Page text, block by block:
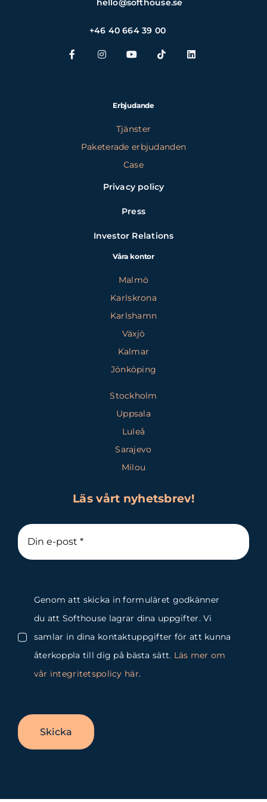
hello@softhouse.se
+46 40 664 39 00
Erbjudande
Tjänster
Paketerade erbjudanden
Case
Privacy policy
Press
Investor Relations
Våra kontor
Malmö
Karlskrona
Karlshamn
Växjö
Kalmar
Jönköping
Stockholm
Uppsala
Luleå
Sarajevo
Milou
Läs vårt nyhetsbrev!
Genom att skicka in formuläret godkänner
du att Softhouse lagrar dina uppgifter. Vi
samlar in dina kontaktuppgifter för att kunna
återkoppla till dig på bästa sätt. Läs mer om
vår integritetspolicy här.
Skicka